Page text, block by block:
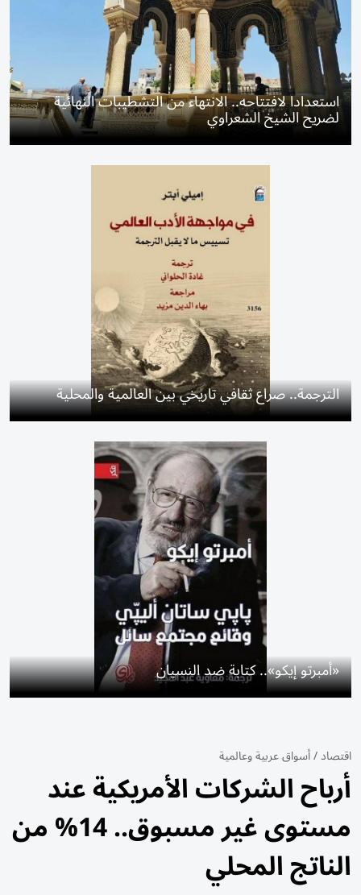
استعدادا لافتتاحه.. الانتهاء من التشطيبات النهائية
لضريح الشيخ الشعراوي
الترجمة.. صراع ثقافي تاريخي بين العالمية والمحلية
«أمبرتو إيكو».. كتابة ضد النسيان
اقتصاد/أسواق عربية وعالمية
أرباح الشركات الأمريكية عند
مستوى غير مسبوق.. 14% من
الناتج المحلي